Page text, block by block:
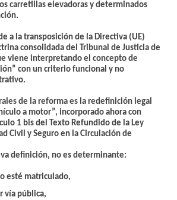
carretillas elevadoras y determinados
a la transposición de la Directiva (UE)
consolidada del Tribunal de Justicia de
viene interpretando el concepto de
con un criterio funcional y no
de la reforma es la redefinición legal
a motor”, incorporado ahora con
1 bis del Texto Refundido de la Ley
Civil y Seguro en la Circulación de
definición, no es determinante:
esté matriculado,
vía pública,